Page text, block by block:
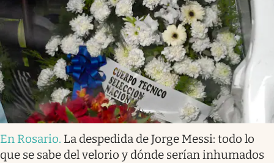
En Rosario. La despedida de Jorge Messi: todo lo
que se sabe del velorio y dónde serían inhumados